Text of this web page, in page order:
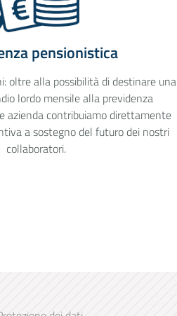
pensionistica
oltre alla possibilità di destinare una
lordo mensile alla previdenza
azienda contribuiamo direttamente
a sostegno del futuro dei nostri
collaboratori.